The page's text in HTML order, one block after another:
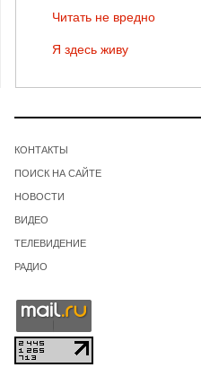
Читать не вредно
Я здесь живу
КОНТАКТЫ
ПОИСК НА САЙТЕ
НОВОСТИ
ВИДЕО
ТЕЛЕВИДЕНИЕ
РАДИО